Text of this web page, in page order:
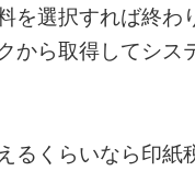
を選択すれば終
から取得してシ
るくらいなら印